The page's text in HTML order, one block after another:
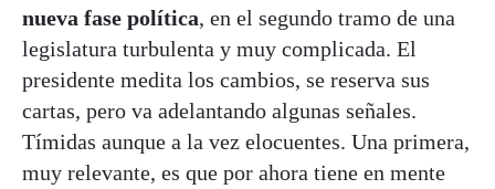
nueva fase política, en el segundo tramo de una
legislatura turbulenta y muy complicada. El
presidente medita los cambios, se reserva sus
cartas, pero va adelantando algunas señales.
Tímidas aunque a la vez elocuentes. Una primera,
muy relevante, es que por ahora tiene en mente